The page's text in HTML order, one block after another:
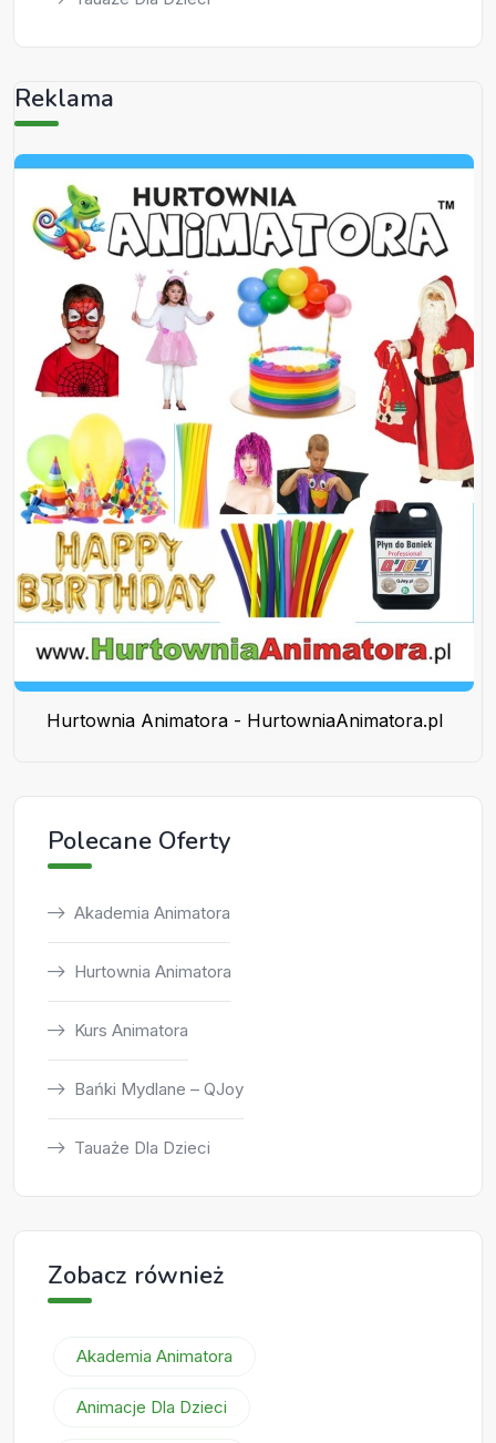
Reklama
Hurtownia Animatora - HurtowniaAnimatora.pl
Polecane Oferty
Akademia Animatora
Hurtownia Animatora
Kurs Animatora
Bańki Mydlane – QJoy
Tauaże Dla Dzieci
Zobacz również
Akademia Animatora
Animacje Dla Dzieci